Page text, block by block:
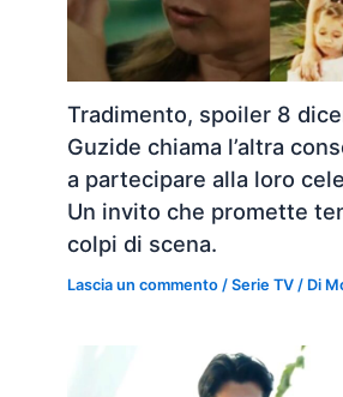
Tradimento, spoiler 8
Guzide chiama l’altra
a partecipare alla loro
Un invito che promette
colpi di scena.
Lascia un commento /Serie TV / Di